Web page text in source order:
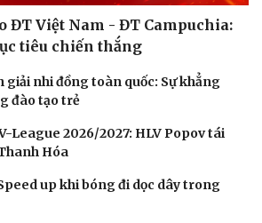
ĐT Việt Nam - ĐT Campuchia:
tiêu chiến thắng
giải nhi đồng toàn quốc: Sự khẳng
đào tạo trẻ
League 2026/2027: HLV Popov tái
Hóa
up khi bóng đi dọc dây trong